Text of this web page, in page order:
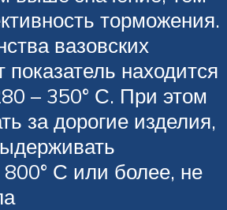
торможения.
вазовских
показатель находится
– 350° С. При этом
за дорогие изделия,
800° С или более, не